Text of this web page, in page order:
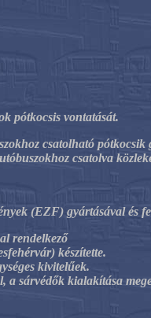
pótkocsis vontatását.
csatolható pótkocsik
csatolva
(EZF) gyártásával és
rendelkező
készítette.
kivitelűek.
sárvédők kialakítása